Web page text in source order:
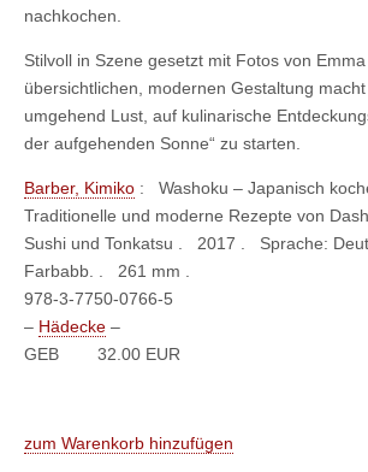
nachkochen.
Stilvoll in Szene gesetzt mit Fotos von
übersichtlichen, modernen Gestaltung
umgehend Lust, auf kulinarische
der aufgehenden Sonne“ zu starten.
Barber, Kimiko : Washoku – Japanisch
Traditionelle und moderne Rezepte von
Sushi und Tonkatsu . 2017 . Sprache:
Farbabb. . 261 mm .
978-3-7750-0766-5
– Hädecke –
GEB 32.00 EUR
zum Warenkorb hinzufügen